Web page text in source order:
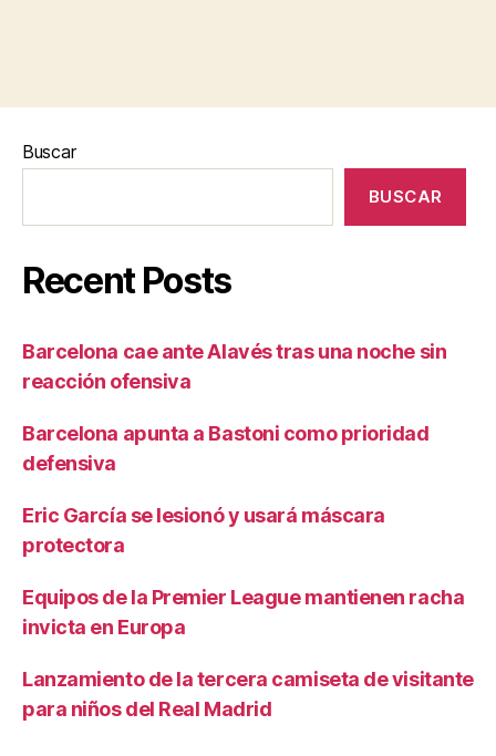
Buscar
BUSCAR
Recent Posts
Barcelona cae ante Alavés tras una noche sin
reacción ofensiva
Barcelona apunta a Bastoni como prioridad
defensiva
Eric García se lesionó y usará máscara
protectora
Equipos de la Premier League mantienen racha
invicta en Europa
Lanzamiento de la tercera camiseta de visitante
para niños del Real Madrid